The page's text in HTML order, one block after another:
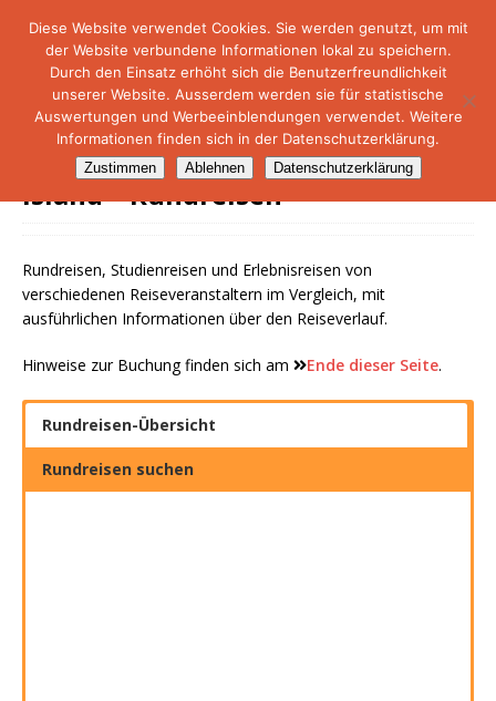
NetMare-Reiseportal
Island – Rundreisen
Rundreisen, Studienreisen und Erlebnisreisen von
verschiedenen Reiseveranstaltern im Vergleich, mit
ausführlichen Informationen über den Reiseverlauf.
Hinweise zur Buchung finden sich am Ende dieser Seite.
Rundreisen-Übersicht
Rundreisen suchen
Diese Website verwendet Cookies. Sie werden genutzt, um mit
der Website verbundene Informationen lokal zu speichern.
Durch den Einsatz erhöht sich die Benutzerfreundlichkeit
unserer Website. Ausserdem werden sie für statistische
Auswertungen und Werbeeinblendungen verwendet. Weitere
Informationen finden sich in der Datenschutzerklärung.
Zustimmen Ablehnen Datenschutzerklärung